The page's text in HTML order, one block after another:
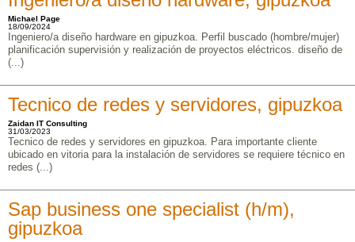
Michael Page
18/09/2024
Ingeniero/a diseño hardware en gipuzkoa. Perfil buscado (hombre/mujer)
planificación supervisión y realización de proyectos eléctricos. diseño de
(...)
Tecnico de redes y servidores, gipuzkoa
Zaidan IT Consulting
31/03/2023
Tecnico de redes y servidores en gipuzkoa. Para importante cliente
ubicado en vitoria para la instalación de servidores se requiere técnico en
redes (...)
Sap business one specialist (h/m),
gipuzkoa